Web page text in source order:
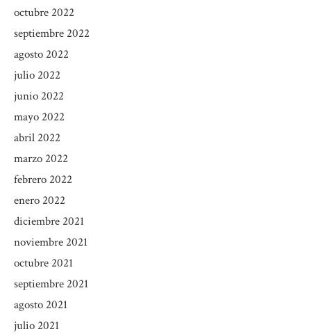
octubre 2022
septiembre 2022
agosto 2022
julio 2022
junio 2022
mayo 2022
abril 2022
marzo 2022
febrero 2022
enero 2022
diciembre 2021
noviembre 2021
octubre 2021
septiembre 2021
agosto 2021
julio 2021